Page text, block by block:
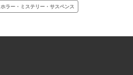
ホラー・ミステリー・サスペンス